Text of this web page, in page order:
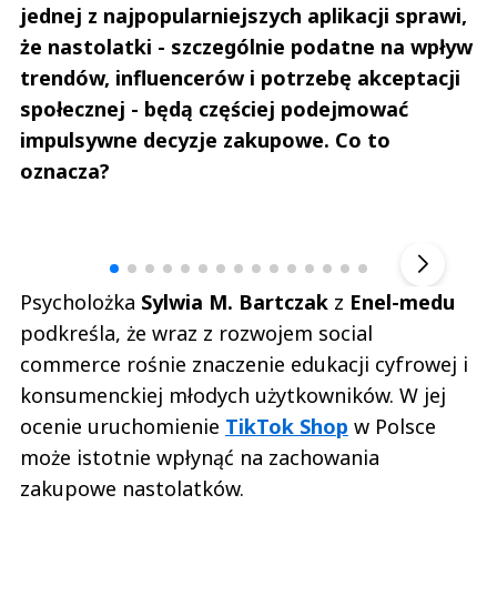
jednej z najpopularniejszych aplikacji sprawi,
że nastolatki - szczególnie podatne na wpływ
trendów, influencerów i potrzebę akceptacji
społecznej - będą częściej podejmować
impulsywne decyzje zakupowe. Co to
oznacza?
Psycholożka Sylwia M. Bartczak z Enel-medu
podkreśla, że wraz z rozwojem social
commerce rośnie znaczenie edukacji cyfrowej i
konsumenckiej młodych użytkowników. W jej
ocenie uruchomienie TikTok Shop w Polsce
może istotnie wpłynąć na zachowania
zakupowe nastolatków.